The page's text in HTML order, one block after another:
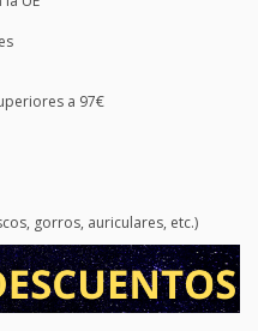
a 97€
gorros, auriculares, etc.)